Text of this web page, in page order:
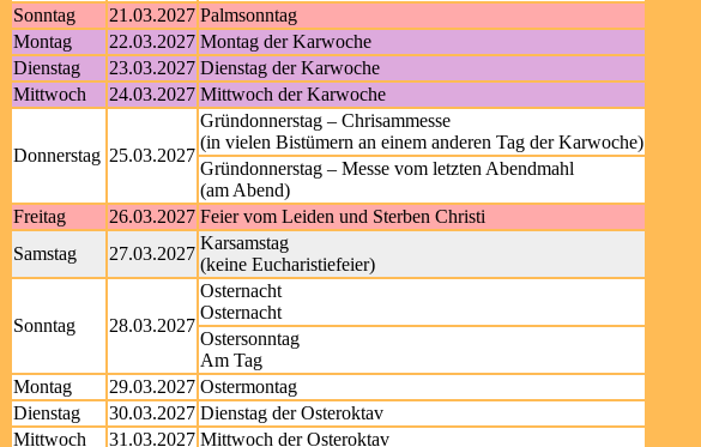
Sonntag
21.03.2027 Palmsonntag
Montag
22.03.2027 Montag der Karwoche
Dienstag
23.03.2027 Dienstag der Karwoche
Mittwoch
24.03.2027 Mittwoch der Karwoche
Donnerstag 25.03.2027
Gründonnerstag – Chrisammesse
(in vielen Bistümern an einem anderen Tag der Karwoche)
Gründonnerstag – Messe vom letzten Abendmahl
(am Abend)
Freitag
26.03.2027 Feier vom Leiden und Sterben Christi
Samstag
27.03.2027
Karsamstag
(keine Eucharistiefeier)
Sonntag 28.03.2027
Osternacht
Osternacht
Ostersonntag
Am Tag
Montag
29.03.2027 Ostermontag
Dienstag
30.03.2027 Dienstag der Osteroktav
Mittwoch
31.03.2027 Mittwoch der Osteroktav